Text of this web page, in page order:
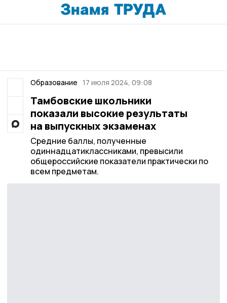
Образование 17 июля 2024, 09:08
Тамбовские школьники
показали высокие результаты
на выпускных экзаменах
Средние баллы, полученные
одиннадцатиклассниками, превысили
общероссийские показатели практически по
всем предметам.